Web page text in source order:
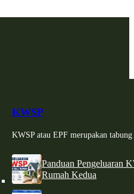
KWSP
KWSP atau EPF merupakan
Panduan Pengeluaran
Rumah Kedua